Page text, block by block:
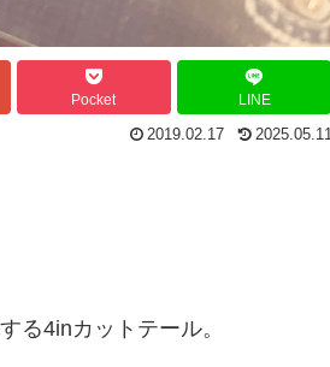
Pocket LINE
2019.02.17 2025.05.11
る4inカットテール。